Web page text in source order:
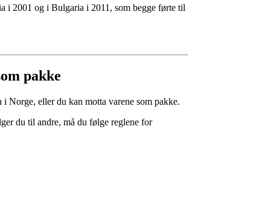
i 2001 og i Bulgaria i 2011, som begge førte til
pakke
Norge, eller du kan motta varene som pakke.
du til andre, må du følge reglene for